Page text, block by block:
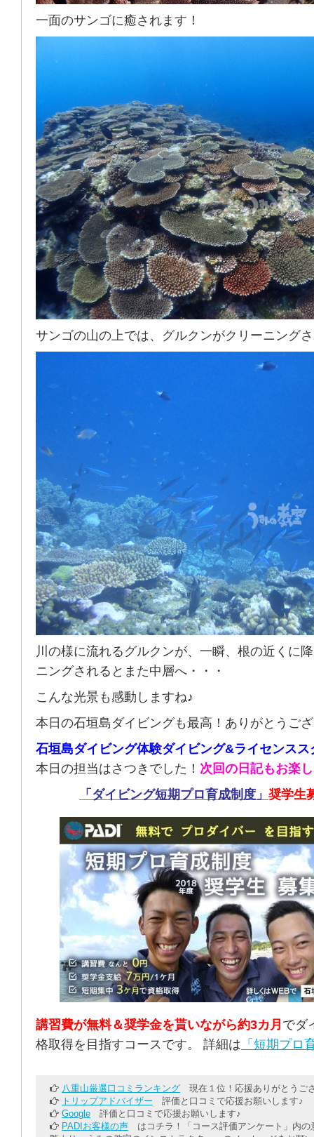
一面のサンゴに癒されます！
サンゴの山の上では、グルクンがクリーニング
川の様に流れるグルクンが、一瞬、根の近くに
ニングされるとまた中層へ・・・
こんな光景も感動しますね♪
本日の石垣島ダイビングも最高！ありがとうご
石垣島ダイビング体験ダイビング&ライセンスス
本日の担当はさつきでした！ 次回の日記もお楽
「ダイビング短期プロ育成制度」 奨学生
講習費が無料＆奨学金を貰いながら約3カ月 でダ
格取得を目指すコースです。 詳細は 「短期プロ
八重山厳選口コミランキング 現在１位！応援ありがとうご
トリップアドバイザー 評価と口コミで応援お願いします♪
Google 評価と口コミで応援お願いします♪
PADIお客様の声 はコチラ！「コース評価アンケート」内の